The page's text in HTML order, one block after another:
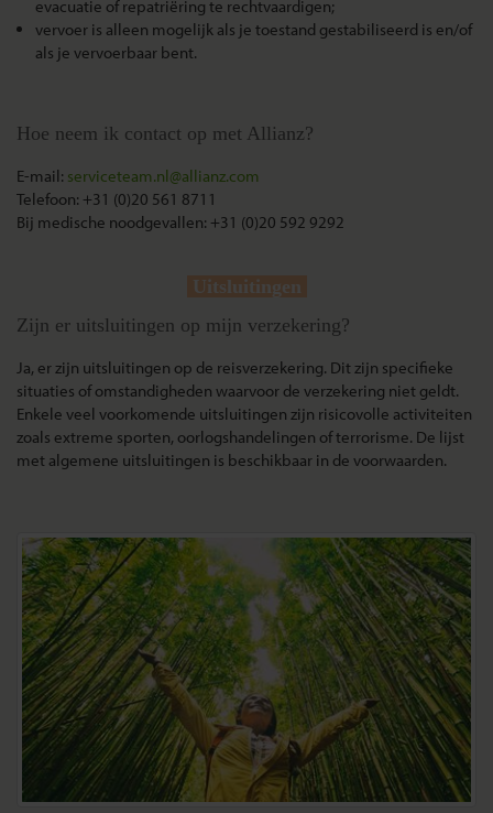
evacuatie of repatriëring te rechtvaardigen;
vervoer is alleen mogelijk als je toestand gestabiliseerd is en/of
als je vervoerbaar bent.
Hoe neem ik contact op met Allianz?
E-mail: serviceteam.nl@allianz.com
Telefoon: +31 (0)20 561 8711
Bij medische noodgevallen: +31 (0)20 592 9292
Uitsluitingen
Zijn er uitsluitingen op mijn verzekering?
Ja, er zijn uitsluitingen op de reisverzekering. Dit zijn specifieke
situaties of omstandigheden waarvoor de verzekering niet geldt.
Enkele veel voorkomende uitsluitingen zijn risicovolle activiteiten
zoals extreme sporten, oorlogshandelingen of terrorisme. De lijst
met algemene uitsluitingen is beschikbaar in de voorwaarden.